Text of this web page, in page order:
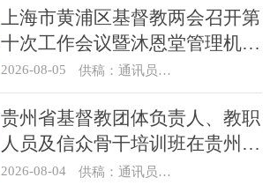
上海市黄浦区基督教两会召开第
十次工作会议暨沐恩堂管理机构
七月份联席会议
2026-08-05 供稿：通讯员 景健美
贵州省基督教团体负责人、教职
人员及信众骨干培训班在贵州圣
经学校举办
2026-08-04 供稿：通讯员 杨菁